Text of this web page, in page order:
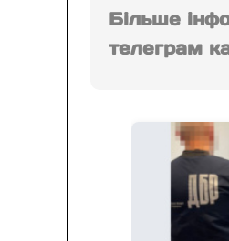
Більше
телеграм